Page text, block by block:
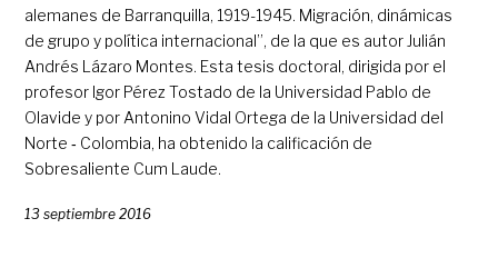
alemanes de Barranquilla, 1919-1945. Migración, dinámicas
de grupo y política internacional”, de la que es autor Julián
Andrés Lázaro Montes. Esta tesis doctoral, dirigida por el
profesor Igor Pérez Tostado de la Universidad Pablo de
Olavide y por Antonino Vidal Ortega de la Universidad del
Norte ‐ Colombia, ha obtenido la calificación de
Sobresaliente Cum Laude.
13 septiembre 2016